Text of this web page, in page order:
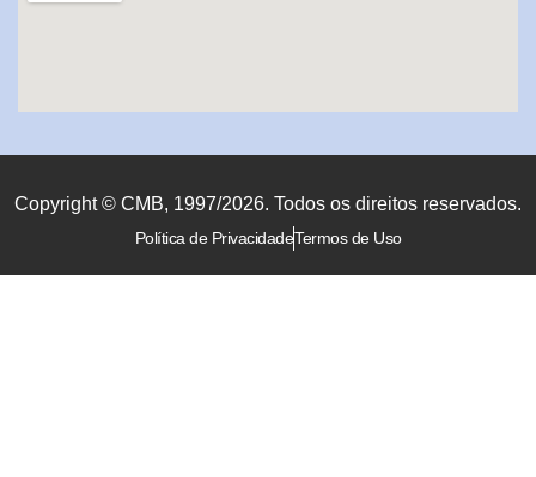
Copyright © CMB, 1997/2026. Todos os direitos reservados.
Política de PrivacidadeTermos de Uso